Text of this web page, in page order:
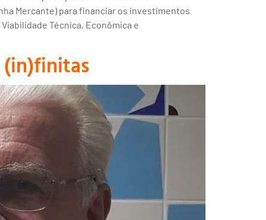
Mercante) para financiar os investimentos
Técnica, Econômica e
(in)finitas